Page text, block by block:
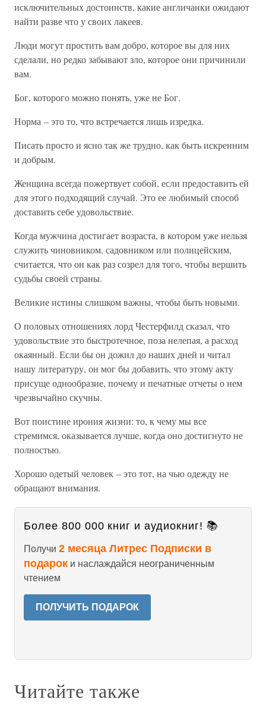
исключительных достоинств, какие англичанки ожидают
найти разве что у своих лакеев.
Люди могут простить вам добро, которое вы для них
сделали, но редко забывают зло, которое они причинили
вам.
Бог, которого можно понять, уже не Бог.
Норма – это то, что встречается лишь изредка.
Писать просто и ясно так же трудно, как быть искренним
и добрым.
Женщина всегда пожертвует собой, если предоставить ей
для этого подходящий случай. Это ее любимый способ
доставить себе удовольствие.
Когда мужчина достигает возраста, в котором уже нельзя
служить чиновником, садовником или полицейским,
считается, что он как раз созрел для того, чтобы вершить
судьбы своей страны.
Великие истины слишком важны, чтобы быть новыми.
О половых отношениях лорд Честерфилд сказал, что
удовольствие это быстротечное, поза нелепая, а расход
окаянный. Если бы он дожил до наших дней и читал
нашу литературу, он мог бы добавить, что этому акту
присуще однообразие, почему и печатные отчеты о нем
чрезвычайно скучны.
Вот поистине ирония жизни: то, к чему мы все
стремимся, оказывается лучше, когда оно достигнуто не
полностью.
Хорошо одетый человек – это тот, на чью одежду не
обращают внимания.
Более 800 000 книг и аудиокниг! 📚
Получи 2 месяца Литрес Подписки в
подарок и наслаждайся неограниченным
чтением
ПОЛУЧИТЬ ПОДАРОК
Читайте также